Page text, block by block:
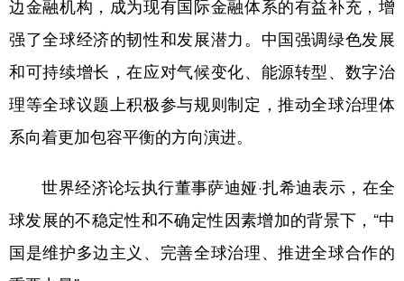
边金融机构，成为现有国际金融体系的有益补充，增
强了全球经济的韧性和发展潜力。中国强调绿色发展
和可持续增长，在应对气候变化、能源转型、数字治
理等全球议题上积极参与规则制定，推动全球治理体
系向着更加包容平衡的方向演进。
世界经济论坛执行董事萨迪娅·扎希迪表示，在全
球发展的不稳定性和不确定性因素增加的背景下，“中
国是维护多边主义、完善全球治理、推进全球合作的